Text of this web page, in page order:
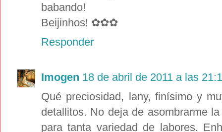
babando!
Beijinhos! ✿✿✿
Responder
Imogen 18 de abril de 2011 a las
Qué preciosidad, lany, finísimo y
detallitos. No deja de asombrarme
para tanta variedad de labores.